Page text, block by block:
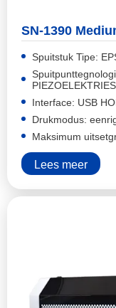
SN-1390
Spuitstuk Tipe:
Interface: USB
Drukmodus:
Maksimum
Lees meer